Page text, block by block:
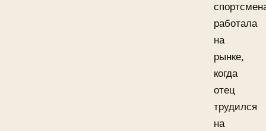
работала
на
рынке,
когда
отец
трудился
на